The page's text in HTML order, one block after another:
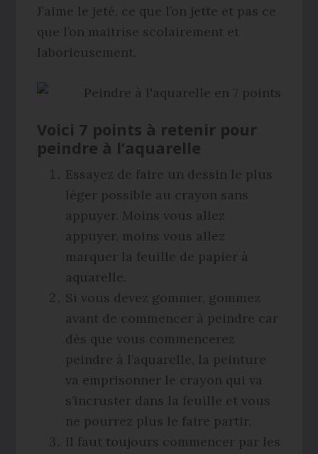
J’aime le jeté, ce que l’on jette et pas ce
que l’on maitrise scolairement et
laborieusement.
Voici 7 points à retenir pour
peindre à l’aquarelle
Essayez de faire un dessin le plus
léger possible au crayon sans
appuyer. Moins vous allez
appuyer, moins vous allez
marquer la feuille de papier à
aquarelle.
Si vous devez gommer, gommez
avant de commencer à peindre car
dès que vous commencerez
peindre à l’aquarelle, la peinture
va emprisonner le crayon qui va
s’incruster dans la feuille et vous
ne pourrez plus le faire partir.
Il faut toujours commencer par les